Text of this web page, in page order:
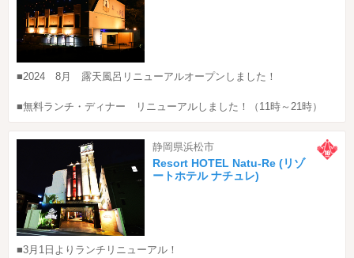
■2024 8月 露天風呂リニューアルオープンしました！
■無料ランチ・ディナー リニューアルしました！（11時～21時）
静岡県浜松市
Resort HOTEL Natu-Re (リゾ
ートホテル ナチュレ)
■3月1日よりランチリニューアル！